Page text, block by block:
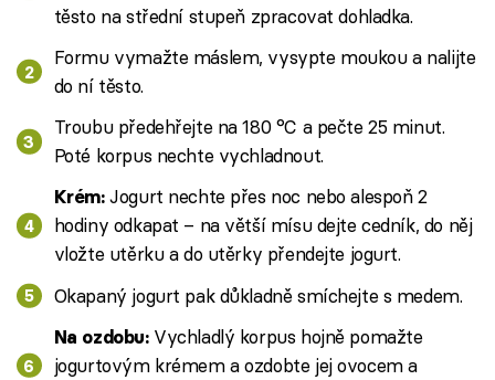
těsto na střední stupeň zpracovat dohladka.
Formu vymažte máslem, vysypte moukou a nalijte
do ní těsto.
Troubu předehřejte na 180 °C a pečte 25 minut.
Poté korpus nechte vychladnout.
Krém:Jogurt nechte přes noc nebo alespoň 2
hodiny odkapat – na větší mísu dejte cedník, do něj
vložte utěrku a do utěrky přendejte jogurt.
Okapaný jogurt pak důkladně smíchejte s medem.
Na ozdobu:Vychladlý korpus hojně pomažte
jogurtovým krémem a ozdobte jej ovocem a